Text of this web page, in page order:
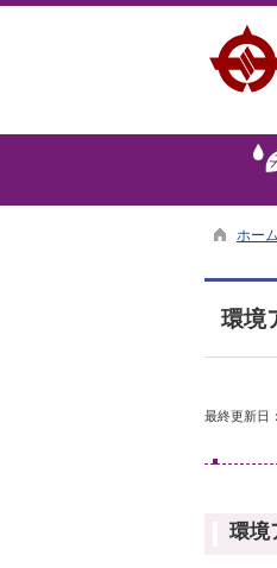
ホーム
環境
最終更新日：
環境